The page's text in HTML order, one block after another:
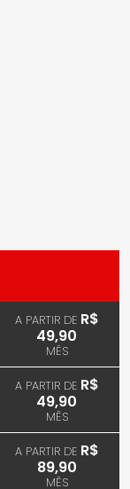
A PARTIR DE R$
49,90
MÊS
A PARTIR DE R$
49,90
MÊS
A PARTIR DE R$
89,90
MÊS